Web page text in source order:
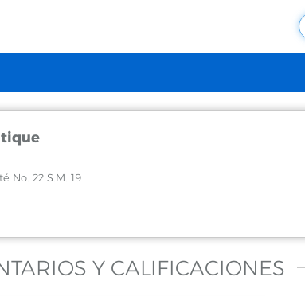
No. 22 S.M. 19
Y CALIFICACIONES